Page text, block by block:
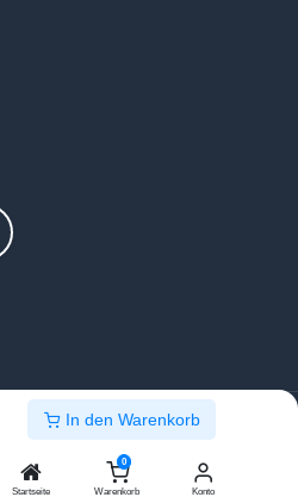
In den Warenkorb
Startseite
0
Warenkorb Konto
- Alle Rechte vorbehalten
Einstellungen